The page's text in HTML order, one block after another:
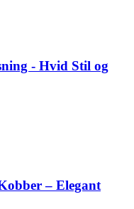
- Hvid Stil og
– Elegant